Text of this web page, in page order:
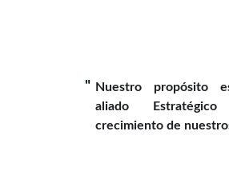
Nuestro propósito
aliado
crecimiento de
"